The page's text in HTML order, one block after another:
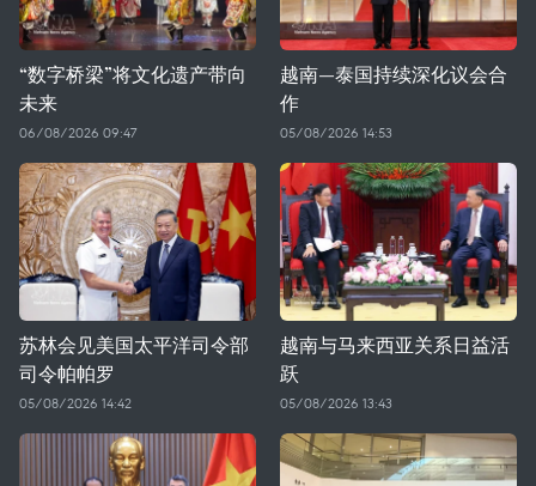
“数字桥梁”将文化遗产带向
未来
06/08/2026 09:47
越南—泰国持续深化议会合
作
05/08/2026 14:53
苏林会见美国太平洋司令部
司令帕帕罗
05/08/2026 14:42
越南与马来西亚关系日益活
跃
05/08/2026 13:43